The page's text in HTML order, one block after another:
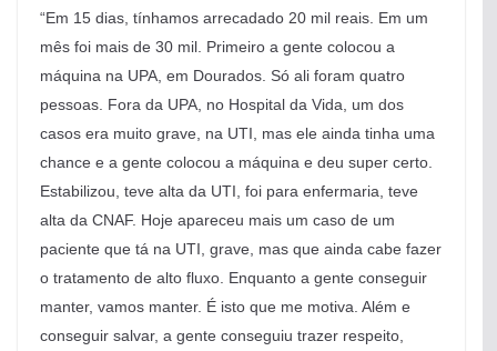
“Em 15 dias, tínhamos arrecadado 20 mil reais. Em um
mês foi mais de 30 mil. Primeiro a gente colocou a
máquina na UPA, em Dourados. Só ali foram quatro
pessoas. Fora da UPA, no Hospital da Vida, um dos
casos era muito grave, na UTI, mas ele ainda tinha uma
chance e a gente colocou a máquina e deu super certo.
Estabilizou, teve alta da UTI, foi para enfermaria, teve
alta da CNAF. Hoje apareceu mais um caso de um
paciente que tá na UTI, grave, mas que ainda cabe fazer
o tratamento de alto fluxo. Enquanto a gente conseguir
manter, vamos manter. É isto que me motiva. Além e
conseguir salvar, a gente conseguiu trazer respeito,